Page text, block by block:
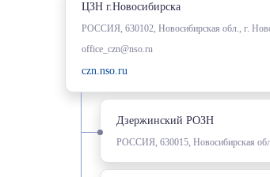
ЦЗН г.Новосибирска
РОССИЯ, 630102, Новосибирская обл., г.
office_czn@nso.ru
czn.nso.ru
Дзержинский РОЗН
РОССИЯ, 630015, Новосибирская